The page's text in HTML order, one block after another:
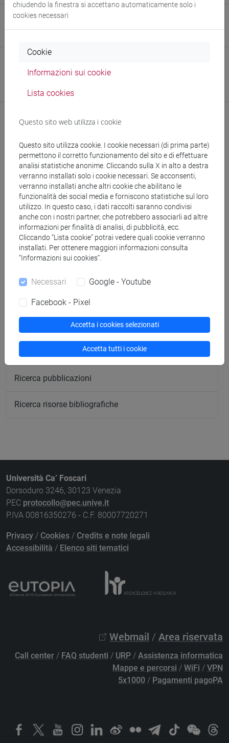
Sito web
ARU - Settore Formazione Sicurezza
Ca' Foscari
segui il feed
Cerca nel sito
Ricerca persone
Ricerca aule
Ricerca pubblicazioni
Ricerca risorse bibliografiche
Università Ca’ Foscari
Dorsoduro 3246, 30123 Venezia
PEC protocollo@pec.unive.it
P.IVA 00816350276 - C.F. 80007720271
Privacy / Cookies / Credits e note legali
Accessibilità / Elenco siti tematici
Webmail / Area riservata
Call center / FAQ studenti / URP / Assistenza informatica
Mappe e percorsi / WiFi / VPN
5x1000 / Pagamenti pagoPA
chiudendo la finestra si accettano automaticamente solo i
cookies necessari
Cookie
Informazioni sui cookie
Lista cookies
Questo sito web utilizza i cookie
Questo sito utilizza cookie. I cookie necessari (di prima parte)
permettono il corretto funzionamento del sito e di effettuare
analisi statistiche anonime. Cliccando sulla X in alto a destra
verranno installati solo i cookie necessari. Se acconsenti,
verranno installati anche altri cookie che abilitano le
funzionalità dei social media e forniscono statistiche sul loro
utilizzo. In questo caso, i dati raccolti saranno condivisi
anche con i nostri partner, che potrebbero associarli ad altre
informazioni per finalità di analisi, di pubblicità, ecc.
Cliccando “Lista cookie” potrai vedere quali cookie verranno
installati. Per ottenere maggiori informazioni consulta
“Informazioni sui cookies”.
Necessari Google - Youtube
Facebook - Pixel
Accetta i cookies selezionati
Accetta tutti i cookie